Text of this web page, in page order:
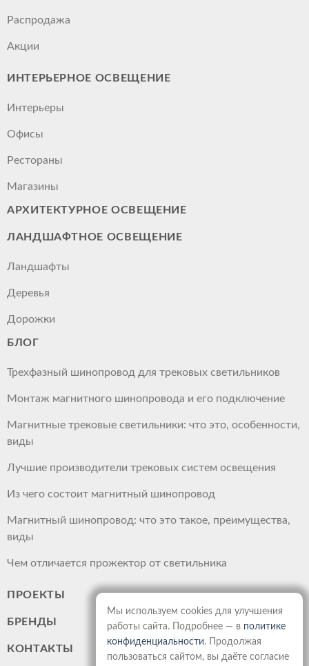
Распродажа
Акции
ИНТЕРЬЕРНОЕ ОСВЕЩЕНИЕ
Интерьеры
Офисы
Рестораны
Магазины
АРХИТЕКТУРНОЕ ОСВЕЩЕНИЕ
ЛАНДШАФТНОЕ ОСВЕЩЕНИЕ
Ландшафты
Деревья
Дорожки
БЛОГ
Трехфазный шинопровод для трековых светильников
Монтаж магнитного шинопровода и его подключение
Магнитные трековые светильники: что это, особенности,
виды
Лучшие производители трековых систем освещения
Из чего состоит магнитный шинопровод
Магнитный шинопровод: что это такое, преимущества,
виды
Чем отличается прожектор от светильника
ПРОЕКТЫ
БРЕНДЫ
КОНТАКТЫ
Мы используем cookies для улучшения
работы сайта. Подробнее — в политике
конфиденциальности. Продолжая
пользоваться сайтом, вы даёте согласие